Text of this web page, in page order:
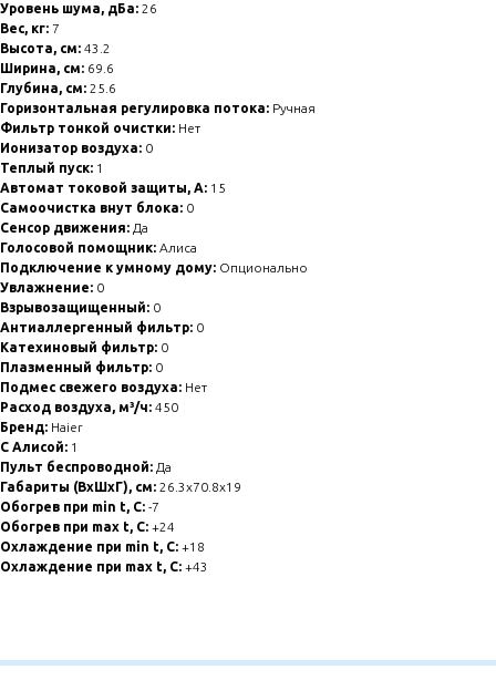
Уровень шума, дБа: 26
Вес, кг: 7
Высота, см: 43.2
Ширина, см: 69.6
Глубина, см: 25.6
Горизонтальная регулировка потока: Ручная
Фильтр тонкой очистки: Нет
Ионизатор воздуха: 0
Теплый пуск: 1
Автомат токовой защиты, А: 15
Самоочистка внут блока: 0
Сенсор движения: Да
Голосовой помощник: Алиса
Подключение к умному дому: Опционально
Увлажнение: 0
Взрывозащищенный: 0
Антиаллергенный фильтр: 0
Катехиновый фильтр: 0
Плазменный фильтр: 0
Подмес свежего воздуха: Нет
Расход воздуха, м³/ч: 450
Бренд: Haier
С Алисой: 1
Пульт беспроводной: Да
Габариты (ВхШхГ), см: 26.3x70.8x19
Обогрев при min t, C: -7
Обогрев при max t, C: +24
Охлаждение при min t, С: +18
Охлаждение при max t, C: +43